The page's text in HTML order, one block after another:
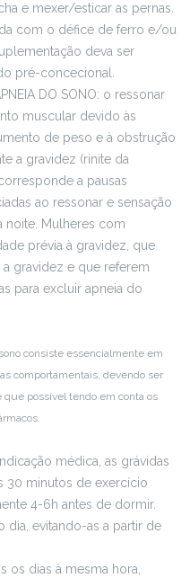
e mexer/esticar as pernas.
com o défice de ferro e/ou
deva ser
pré-concecional.
DO SONO: o ressonar
muscular devido às
de peso e à obstrução
a gravidez (rinite da
a pausas
ao ressonar e sensação
noite. Mulheres com
prévia à gravidez, que
gravidez e que referem
para excluir apneia do
consiste essencialmente em
comportamentais, devendo ser
possível tendo em conta os
médica, as grávidas
30 minutos de exercício
4-6h antes de dormir.
dia, evitando-as a partir de
os dias à mesma hora,